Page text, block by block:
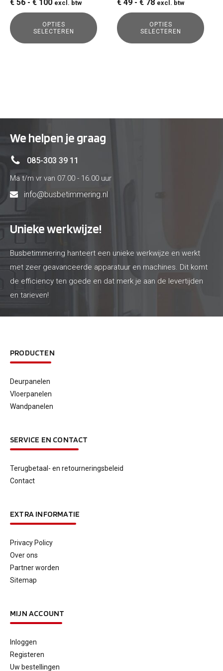
€ 56 - € 100
€ 56
tot
excl. btw
OPTIES
SELECTEREN
de
productpagina
€ 49 - € 78
€ 49
tot
excl. btw
OPTIES
SELECTEREN
de
productpagina
We helpen je graag
085-303 39 11
Ma t/m vr van 07.00 - 16.00 uur
info@busbetimmering.nl
Unieke werkwijze!
Busbetimmering hanteert een unieke werkwijze en werkt
met zeer geavanceerde apparatuur en machines. Dit komt
de efficiency ten goede en dat merk je aan de levertijden
en tarieven!
PRODUCTEN
Deurpanelen
Vloerpanelen
Wandpanelen
SERVICE EN CONTACT
Terugbetaal- en retourneringsbeleid
Contact
EXTRA INFORMATIE
Privacy Policy
Over ons
Partner worden
Sitemap
MIJN ACCOUNT
Inloggen
Registeren
Uw bestellingen